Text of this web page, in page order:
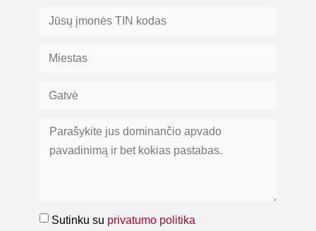
Sutinku su privatumo politika